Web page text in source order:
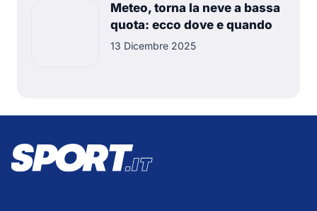
Meteo, torna la neve a bassa
quota: ecco dove e quando
13 Dicembre 2025